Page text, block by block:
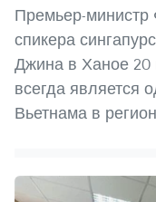
Премьер-
спикера
Джина в Ханое 20
всегда является
Вьетнама в